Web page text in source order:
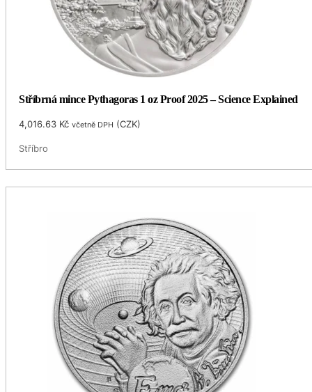
Stříbrná mince Pythagoras 1 oz Proof 2025 – Science Explained
4,016.63 Kč včetně DPH (CZK)
Stříbro